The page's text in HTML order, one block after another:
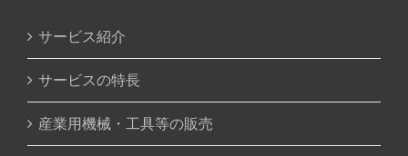
サービス紹介
サービスの特長
産業用機械・工具等の販売